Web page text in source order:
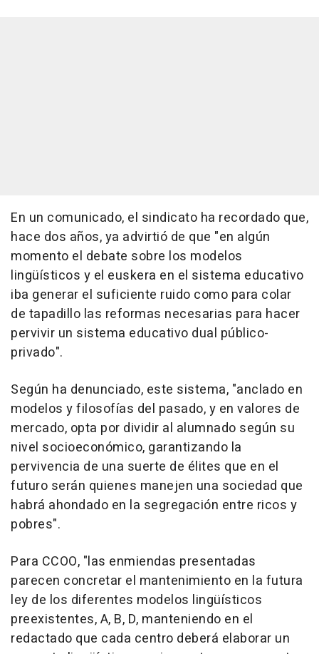
En un comunicado, el sindicato ha recordado que,
hace dos años, ya advirtió de que "en algún
momento el debate sobre los modelos
lingüísticos y el euskera en el sistema educativo
iba generar el suficiente ruido como para colar
de tapadillo las reformas necesarias para hacer
pervivir un sistema educativo dual público-
privado".
Según ha denunciado, este sistema, "anclado en
modelos y filosofías del pasado, y en valores de
mercado, opta por dividir al alumnado según su
nivel socioeconómico, garantizando la
pervivencia de una suerte de élites que en el
futuro serán quienes manejen una sociedad que
habrá ahondado en la segregación entre ricos y
pobres".
Para CCOO, "las enmiendas presentadas
parecen concretar el mantenimiento en la futura
ley de los diferentes modelos lingüísticos
preexistentes, A, B, D, manteniendo en el
redactado que cada centro deberá elaborar un